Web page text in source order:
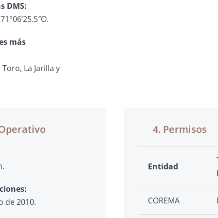
DMS:
más
La Jarilla y
de 2010.
4. Permisos
Entidad
COREMA